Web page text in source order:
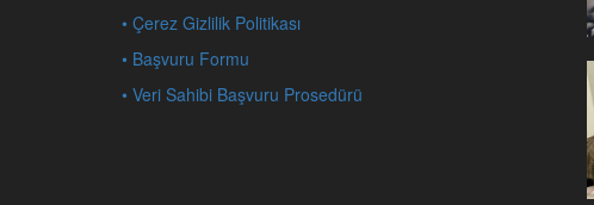
• Çerez Gizlilik Politikası
• Başvuru Formu
• Veri Sahibi Başvuru Prosedürü